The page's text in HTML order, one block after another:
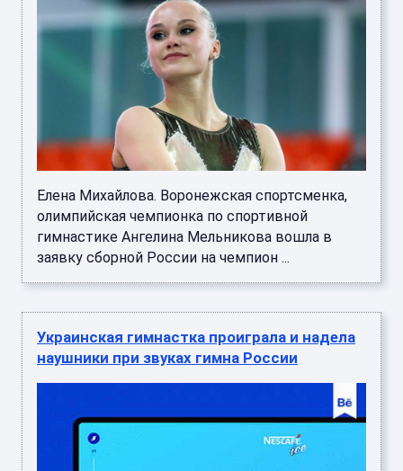
Елена Михайлова. Воронежская спортсменка,
олимпийская чемпионка по спортивной
гимнастике Ангелина Мельникова вошла в
заявку сборной России на чемпион ...
Украинская гимнастка проиграла и надела
наушники при звуках гимна России